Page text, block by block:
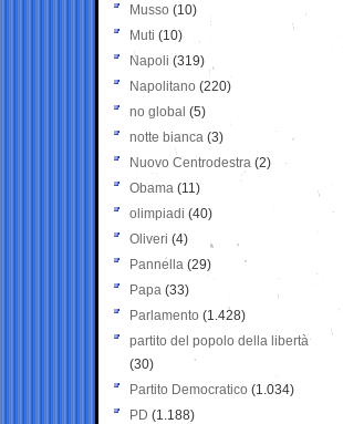
Musso (10)
Muti (10)
Napoli (319)
Napolitano (220)
no global (5)
notte bianca (3)
Nuovo Centrodestra (2)
Obama (11)
olimpiadi (40)
Oliveri (4)
Pannella (29)
Papa (33)
Parlamento (1.428)
partito del popolo della libertà
(30)
Partito Democratico (1.034)
PD (1.188)